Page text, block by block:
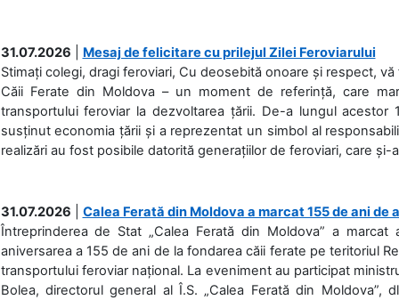
31.07.2026
Mesaj de felicitare cu prilejul Zilei Feroviarului
Stimați colegi, dragi feroviari, Cu deosebită onoare și respect,
Căii Ferate din Moldova – un moment de referință, care
transportului feroviar la dezvoltarea țării. De-a lungul
susținut economia țării și a reprezentat un simbol al
realizări au fost posibile datorită generațiilor de feroviari, care
31.07.2026
Calea Ferată din Moldova a marcat 155 de ani de
Întreprinderea de Stat „Calea Ferată din Moldova” a
aniversarea a 155 de ani de la fondarea căii ferate pe teritoriul
transportului feroviar național. La eveniment au participat
Bolea, directorul general al Î.S. „Calea Ferată din Moldova”,